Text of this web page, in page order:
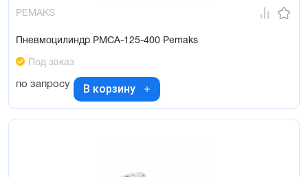
PEMAKS
Пневмоцилиндр PMCA-125-400 Pemaks
Под заказ
по запросу В корзину